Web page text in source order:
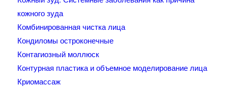
кожного зуда
Комбинированная чистка лица
Кондиломы остроконечные
Контагиозный моллюск
Контурная пластика и объемное моделирование лица
Криомассаж